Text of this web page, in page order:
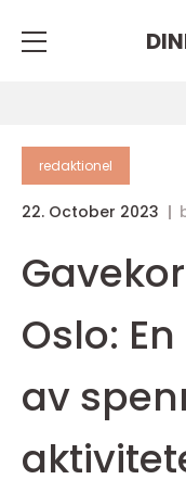
redaktionel
22. October 2023
Oslo:
av